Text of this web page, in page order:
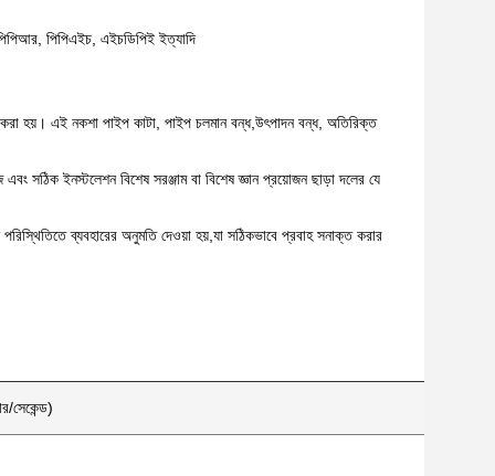
পিপিএইচ, এইচডিপিই ইত্যাদি
হয়। এই নকশা পাইপ কাটা, পাইপ চলমান বন্ধ,উৎপাদন বন্ধ, অতিরিক্ত
সঠিক ইনস্টলেশন বিশেষ সরঞ্জাম বা বিশেষ জ্ঞান প্রয়োজন ছাড়া দলের যে
ব্যবহারের অনুমতি দেওয়া হয়,যা সঠিকভাবে প্রবাহ সনাক্ত করার
সেকেন্ড)